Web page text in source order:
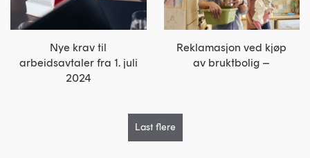
Nye krav til
arbeidsavtaler fra 1. juli
2024
Reklamasjon ved kjøp
av bruktbolig –
Last flere